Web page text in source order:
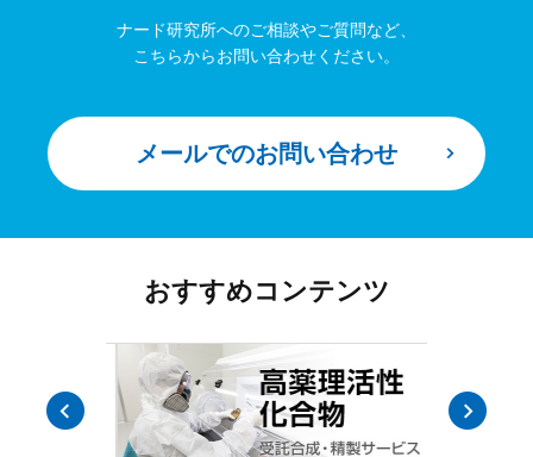
ナード研究所へのご相談やご質問など、
こちらからお問い合わせください。
メールでのお問い合わせ
おすすめコンテンツ